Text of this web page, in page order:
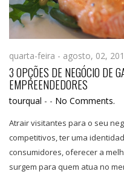
quarta-feira - agosto, 02,
3 OPÇÕES DE NEGÓCIO DE
EMPREENDEDORES
tourqual - - No Comments.
Atrair visitantes para o seu
competitivos, ter uma
consumidores, oferecer a
surgem para quem atua no